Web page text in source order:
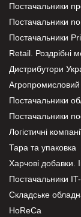
Постачальники
Постачальники
Постачальники
Retail. Роздрібні
Дистрибутори
Постачальники
Постачальники
Логістичні
Тара та упаковка
Харчові добавки.
Постачальники
Складське
HoReCa